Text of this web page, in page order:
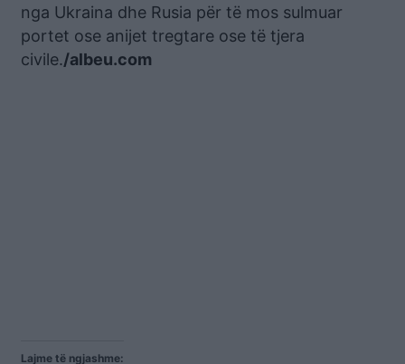
nga Ukraina dhe Rusia për të mos sulmuar
portet ose anijet tregtare ose të tjera
civile./albeu.com
Lajme të ngjashme: